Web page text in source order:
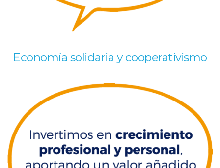
Economía solidaria y cooperativismo